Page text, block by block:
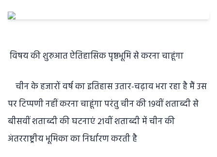
विषय की शुरुआत ऐतिहासिक पृष्ठभूमि से करना चाहूंगा
चीन के हजारों वर्ष का इतिहास उतार-चढ़ाव भरा रहा है मैं उस
पर टिप्पणी नहीं करना चाहूंगा परंतु चीन की 19वीं शताब्दी से
बीसवीं शताब्दी की घटनाएं 21वीं शताब्दी में चीन की
अंतरराष्ट्रीय भूमिका का निर्धारण करती है